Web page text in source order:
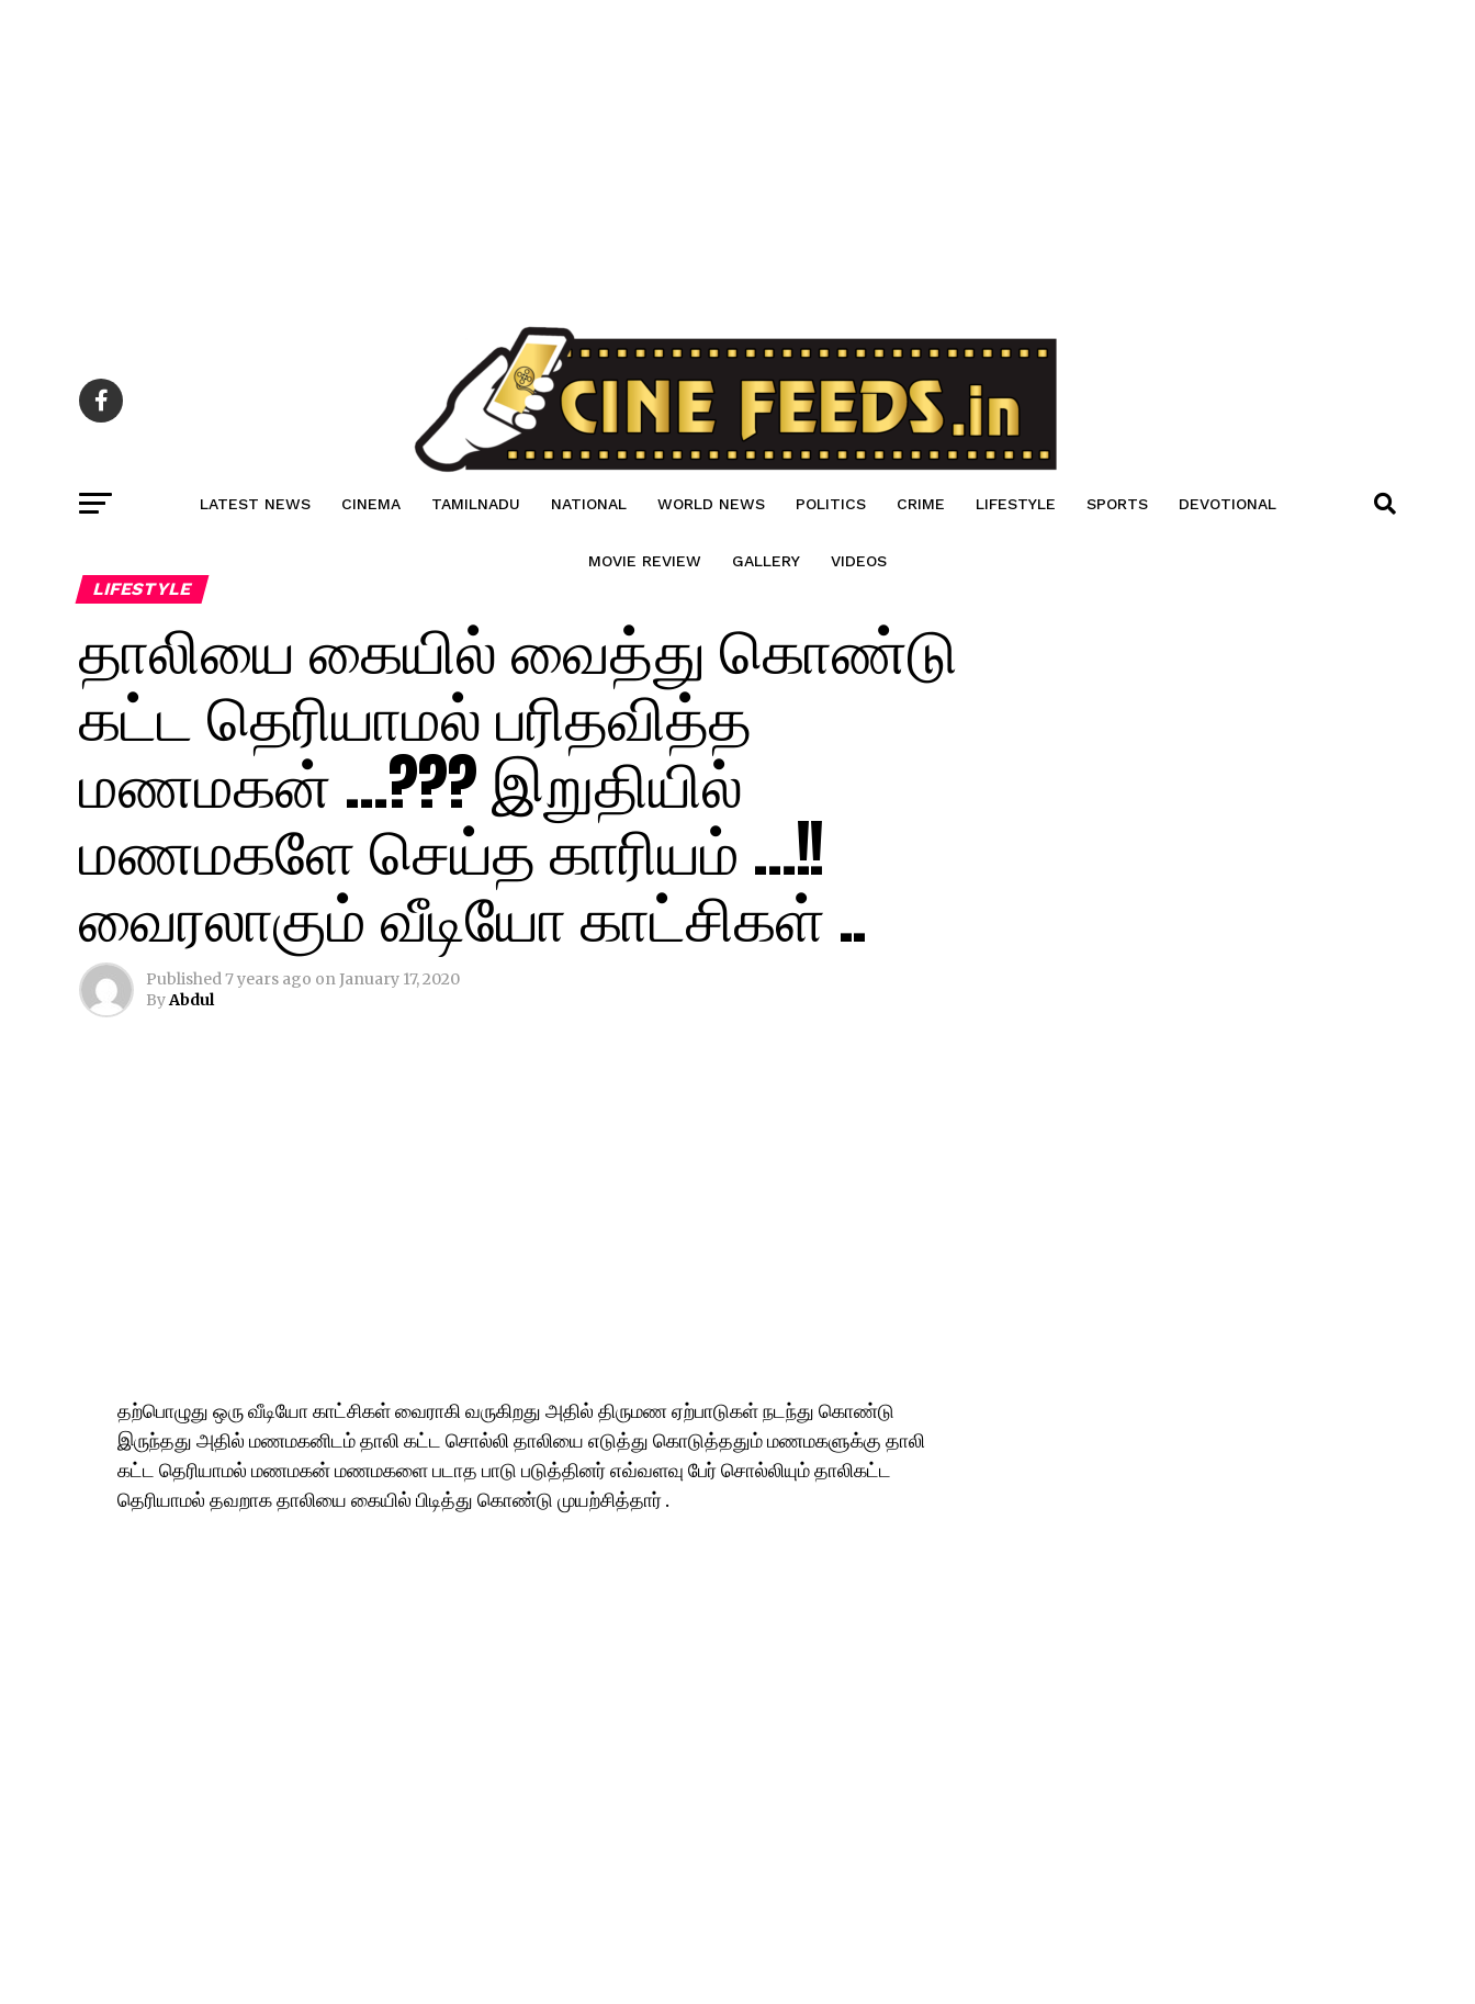
LATEST NEWS CINEMA TAMILNADU NATIONAL WORLD NEWS POLITICS CRIME LIFESTYLE SPORTS DEVOTIONAL
MOVIE REVIEW GALLERY VIDEOS
LIFESTYLE
தாலியை கையில் வைத்து கொண்டு
கட்ட தெரியாமல் பரிதவித்த
மணமகன் …??? இறுதியில்
மணமகளே செய்த காரியம் …!!
வைரலாகும் வீடியோ காட்சிகள் ..
Published7 years ago onJanuary 17, 2020
ByAbdul
தற்பொழுது ஒரு வீடியோ காட்சிகள் வைராகி வருகிறது அதில் திருமண ஏற்பாடுகள் நடந்து கொண்டு
இருந்தது அதில் மணமகனிடம் தாலி கட்ட சொல்லி தாலியை எடுத்து கொடுத்ததும் மணமகளுக்கு தாலி
கட்ட தெரியாமல் மணமகன் மணமகளை படாத பாடு படுத்தினர் எவ்வளவு பேர் சொல்லியும் தாலிகட்ட
தெரியாமல் தவறாக தாலியை கையில் பிடித்து கொண்டு முயற்சித்தார் .